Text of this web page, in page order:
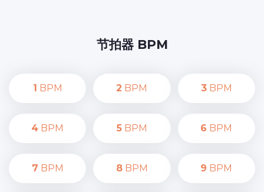
节拍器 BPM
1 BPM 2 BPM 3BPM
4 BPM 5BPM 6 BPM
7 BPM 8BPM 9 BPM